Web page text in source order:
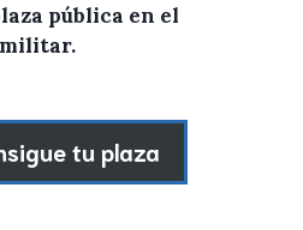
pública en el
militar.
tu plaza